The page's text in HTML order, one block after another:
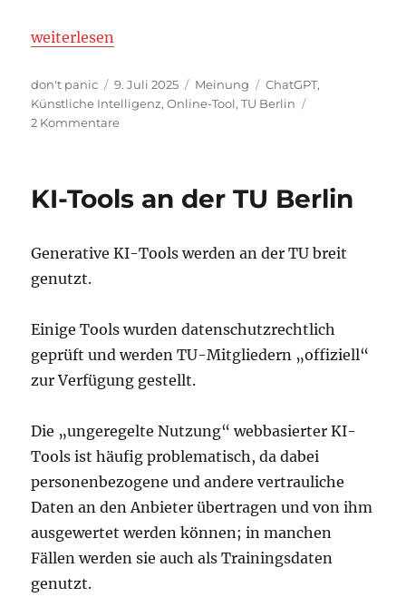
„Es ist realitätsfern, personenbezogene Daten bei
weiterlesen
Autor
don't panic
Veröffentlicht
am
9. Juli 2025 Kategorien
Meinung Schlagwörter
ChatGPT,
Künstliche Intelligenz,Online-Tool,TU Berlin
2 Kommentarezu
personenbezogene
KI-
KI-Tools an der TU Berlin
Generative KI-Tools werden an der TU breit
genutzt.
Einige Tools wurden datenschutzrechtlich
geprüft und werden TU-Mitgliedern „offiziell“
zur Verfügung gestellt.
Die „ungeregelte Nutzung“ webbasierter KI-
Tools ist häufig problematisch, da dabei
personenbezogene und andere vertrauliche
Daten an den Anbieter übertragen und von ihm
ausgewertet werden können; in manchen
Fällen werden sie auch als Trainingsdaten
genutzt.